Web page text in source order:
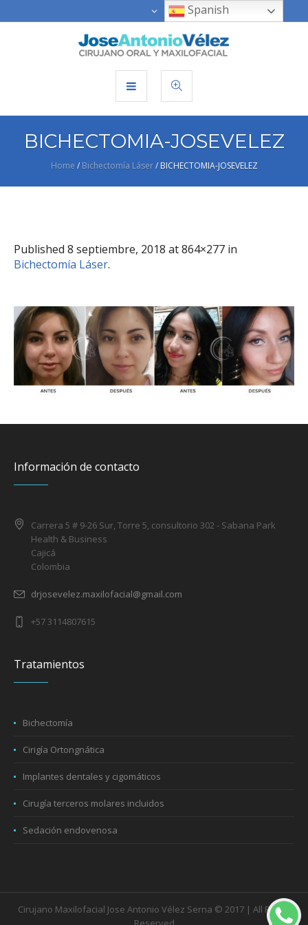
BICHECTOMIA-JOSEVELEZ
Home / Bichectomía Láser / BICHECTOMIA-JOSEVELEZ
Published 8 septiembre, 2018 at 864×277 in
Bichectomía Láser.
Información de contacto
Carrera 5 # 9-26 Sur, Torre 5, consultorio 302 - Sabana Park
Health & Business
Cajicá
Colombia
drjosevelez.maxilofacial@gmail.com
+57 3114807615
Tratamientos
Bichectomía
Cirigía Ortongnática
Implantes dentales y cigomáticos
Cirugía terceros molares incluidos
Sedación endovenosa
Cirujano Maxilofacial Jose Antonio Vélez Serna © 2017 | All Rights
Spanish